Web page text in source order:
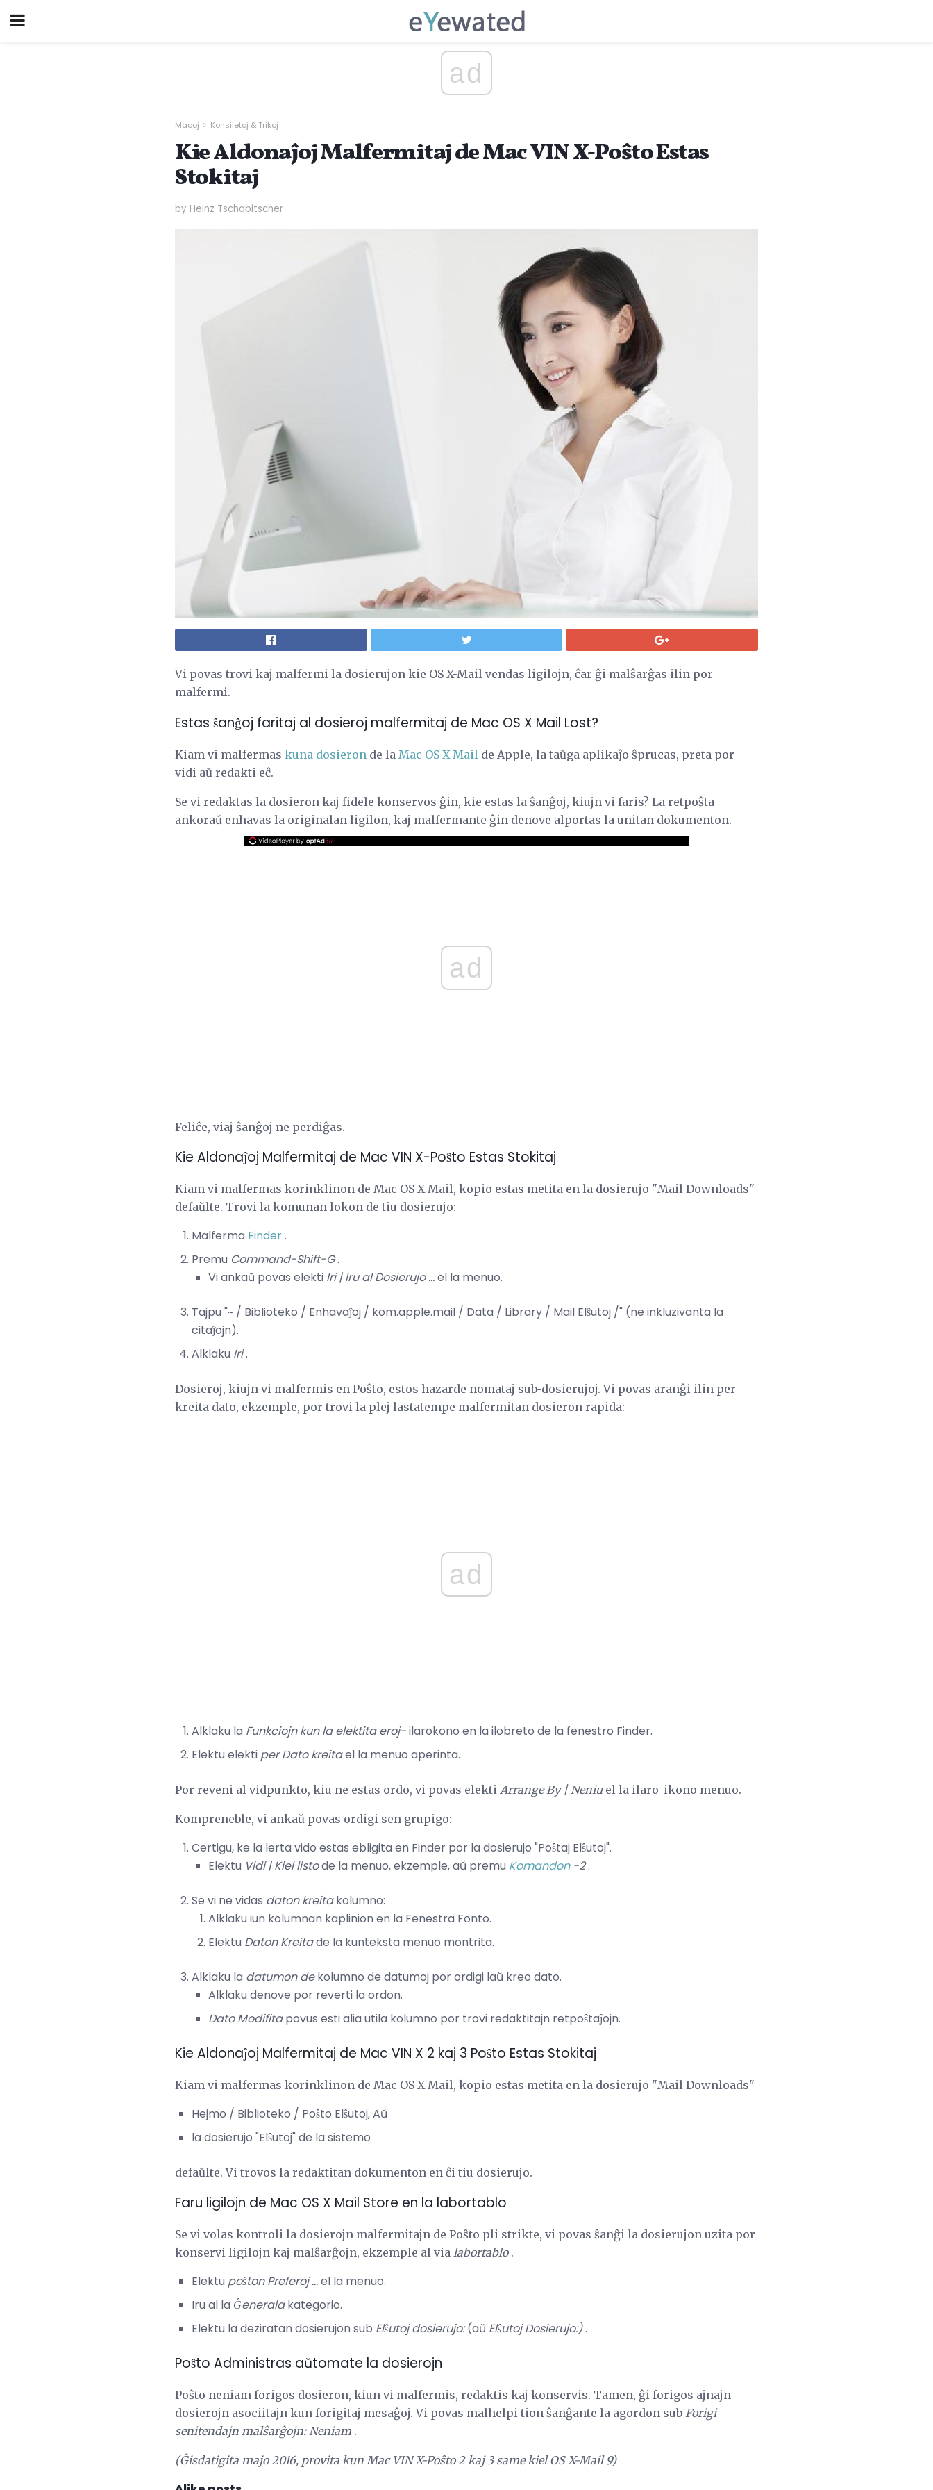
ad
Macoj Konsiletoj & Trikoj
Kie Aldonaĵoj Malfermitaj de Mac VIN X-Poŝto Estas
Stokitaj
by Heinz Tschabitscher
Vi povas trovi kaj malfermi la dosierujon kie OS X-Mail vendas ligilojn, ĉar ĝi malŝarĝas ilin por
malfermi.
Estas ŝanĝoj faritaj al dosieroj malfermitaj de Mac OS X Mail Lost?
Kiam vi malfermas kuna dosieron de la Mac OS X-Mail de Apple, la taŭga aplikaĵo ŝprucas, preta por
vidi aŭ redakti eĉ.
Se vi redaktas la dosieron kaj fidele konservos ĝin, kie estas la ŝanĝoj, kiujn vi faris? La retpoŝta
ankoraŭ enhavas la originalan ligilon, kaj malfermante ĝin denove alportas la unitan dokumenton.
ad
Feliĉe, viaj ŝanĝoj ne perdiĝas.
Kie Aldonaĵoj Malfermitaj de Mac VIN X-Poŝto Estas Stokitaj
Kiam vi malfermas korinklinon de Mac OS X Mail, kopio estas metita en la dosierujo "Mail Downloads"
defaŭlte. Trovi la komunan lokon de tiu dosierujo:
Malferma Finder.
Premu Command-Shift-G.
Vi ankaŭ povas elekti Iri | Iru al Dosierujo ...el la menuo.
Tajpu "~ / Biblioteko / Enhavaĵoj / kom.apple.mail / Data / Library / Mail Elŝutoj /" (ne inkluzivanta la
citaĵojn).
Alklaku Iri.
Dosieroj, kiujn vi malfermis en Poŝto, estos hazarde nomataj sub-dosierujoj. Vi povas aranĝi ilin per
kreita dato, ekzemple, por trovi la plej lastatempe malfermitan dosieron rapida:
ad
Alklaku la Funkciojn kun la elektita eroj-ilarokono en la ilobreto de la fenestro Finder.
Elektu elekti per Dato kreitael la menuo aperinta.
Por reveni al vidpunkto, kiu ne estas ordo, vi povas elekti Arrange By | Neniuel la ilaro-ikono menuo.
Kompreneble, vi ankaŭ povas ordigi sen grupigo:
Certigu, ke la lerta vido estas ebligita en Finder por la dosierujo "Poŝtaj Elŝutoj".
Elektu Vidi | Kiel listode la menuo, ekzemple, aŭ premu Komandon-2.
Se vi ne vidas daton kreitakolumno:
Alklaku iun kolumnan kaplinion en la Fenestra Fonto.
Elektu Daton Kreitade la kunteksta menuo montrita.
Alklaku la datumon dekolumno de datumoj por ordigi laŭ kreo dato.
Alklaku denove por reverti la ordon.
Dato Modifitapovus esti alia utila kolumno por trovi redaktitajn retpoŝtaĵojn.
Kie Aldonaĵoj Malfermitaj de Mac VIN X 2 kaj 3 Poŝto Estas Stokitaj
Kiam vi malfermas korinklinon de Mac OS X Mail, kopio estas metita en la dosierujo "Mail Downloads"
Hejmo / Biblioteko / Poŝto Elŝutoj, Aŭ
la dosierujo "Elŝutoj" de la sistemo
defaŭlte. Vi trovos la redaktitan dokumenton en ĉi tiu dosierujo.
Faru ligilojn de Mac OS X Mail Store en la labortablo
Se vi volas kontroli la dosierojn malfermitajn de Poŝto pli strikte, vi povas ŝanĝi la dosierujon uzita por
konservi ligilojn kaj malŝarĝojn, ekzemple al via labortablo.
Elektu poŝton Preferoj ...el la menuo.
Iru al la Ĝeneralakategorio.
Elektu la deziratan dosierujon sub Elŝutoj dosierujo:(aŭ Elŝutoj Dosierujo:).
Poŝto Administras aŭtomate la dosierojn
Poŝto neniam forigos dosieron, kiun vi malfermis, redaktis kaj konservis. Tamen, ĝi forigos ajnajn
dosierojn asociitajn kun forigitaj mesaĝoj. Vi povas malhelpi tion ŝanĝante la agordon sub Forigi
senitendajn malŝarĝojn: Neniam .
(Ĝisdatigita majo 2016, provita kun Mac VIN X-Poŝto 2 kaj 3 same kiel OS X-Mail 9)